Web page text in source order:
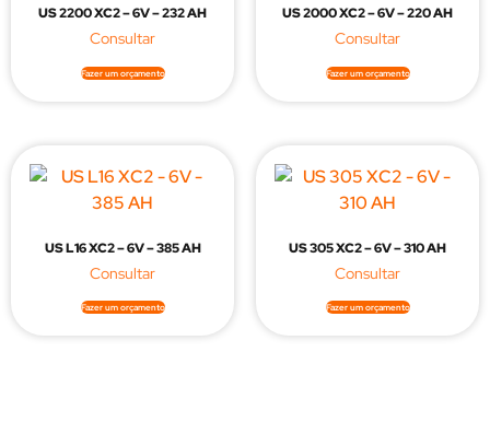
US 2200 XC2 – 6V – 232 AH
Fazer um orçamento
US 2000 XC2 – 6V – 220 AH
Fazer um orçamento
US L16 XC2 – 6V – 385 AH
Fazer um orçamento
US 305 XC2 – 6V – 310 AH
Fazer um orçamento